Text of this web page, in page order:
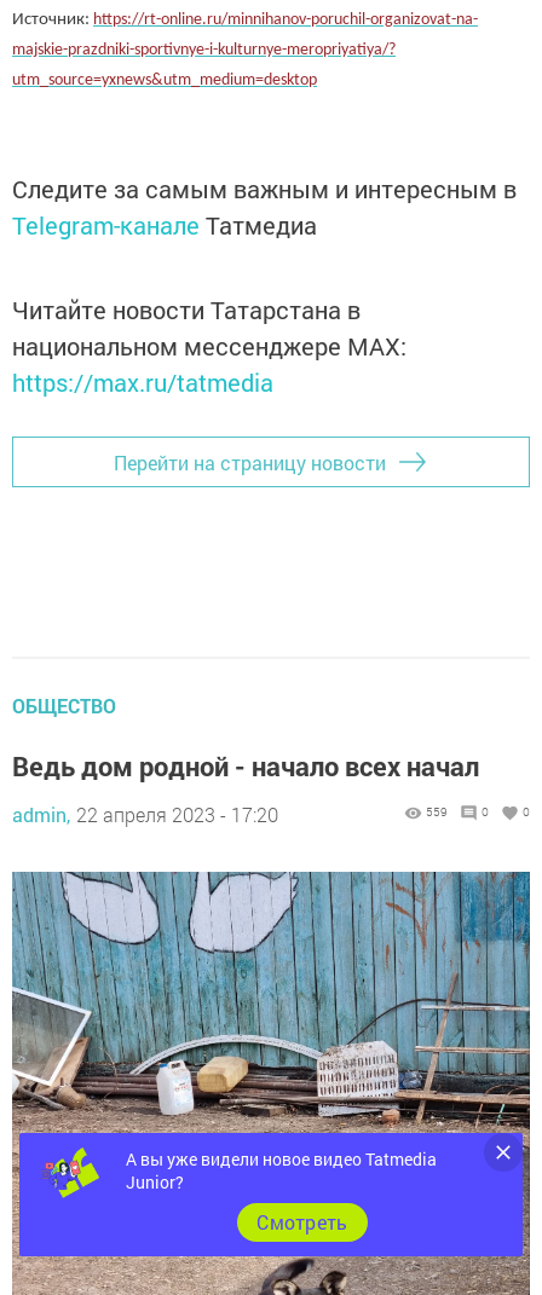
Источник: https://rt-online.ru/minnihanov-poruchil-organizovat-na-
majskie-prazdniki-sportivnye-i-kulturnye-meropriyatiya/?
utm_source=yxnews&utm_medium=desktop
Следите за самым важным и интересным в
Telegram-канале Татмедиа
Читайте новости Татарстана в
национальном мессенджере MАХ:
https://max.ru/tatmedia
Перейти на страницу новости
ОБЩЕСТВО
Ведь дом родной - начало всех начал
admin, 22 апреля 2023 - 17:20 559 0 0
А вы уже видели новое видео Tatmedia
Junior?
Cмотреть